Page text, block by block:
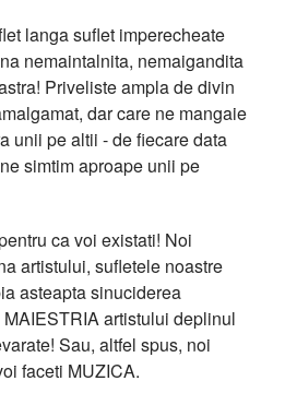
langa suflet imperecheate
nemaintalnita, nemaigandita
Priveliste ampla de divin
dar care ne mangaie
unii pe altii - de fiecare data
simtim aproape unii pe
ca voi existati! Noi
artistului, sufletele noastre
asteapta sinuciderea
artistului deplinul
Sau, altfel spus, noi
faceti MUZICA.